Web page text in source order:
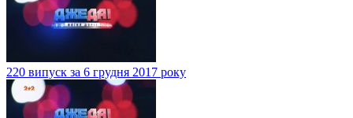
220 випуск за 6 грудня 2017 року